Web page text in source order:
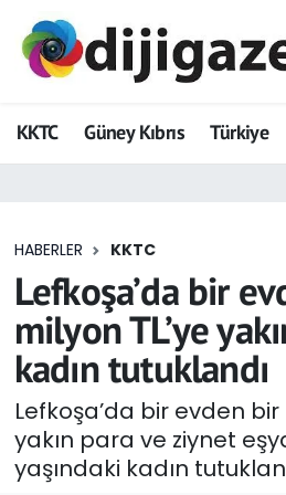
KKTC Güney Kıbrıs Türkiye
HABERLER KKTC
Lefkoşa’da bir
milyon TL’ye
kadın tutuklandı
Lefkoşa’da bir evden bir
yakın para ve ziynet
yaşındaki kadın
ADVERTORIAL
Dijigazete
Eğitim
Ekonomi
Foto Galeri
GEZİ
Güncel
Hava Durumu
Trafik Durumu
Tüm Manşetler
Son Dakika Haberleri
Haber Arşivi